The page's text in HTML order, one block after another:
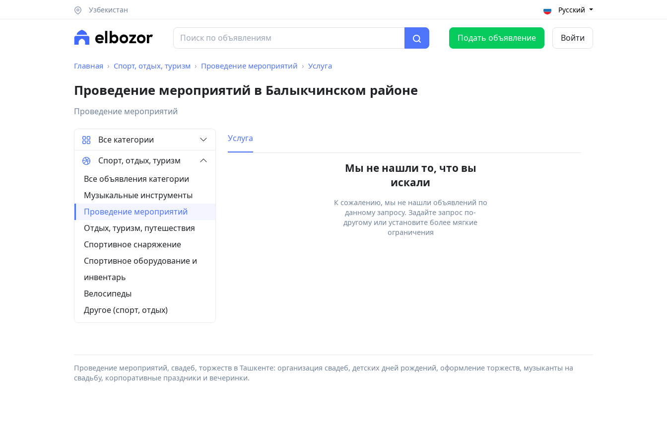
Узбекистан Русский
Подать объявление Войти
Главная Спорт, отдых, туризм Проведение мероприятий Услуга
Проведение мероприятий в Балыкчинском районе
Проведение мероприятий
Услуга
Мы не нашли то, что вы
искали
К сожалению, мы не нашли объявлений по
данному запросу. Задайте запрос по-
другому или установите более мягкие
ограничения
Все категории
Спорт, отдых, туризм
Все объявления категории
Музыкальные инструменты
Проведение мероприятий
Отдых, туризм, путешествия
Спортивное снаряжение
Спортивное оборудование и
инвентарь
Велосипеды
Другое (спорт, отдых)
Проведение мероприятий, свадеб, торжеств в Ташкенте: организация свадеб, детских дней рождений, оформление торжеств, музыканты на
свадьбу, корпоративные праздники и вечеринки.